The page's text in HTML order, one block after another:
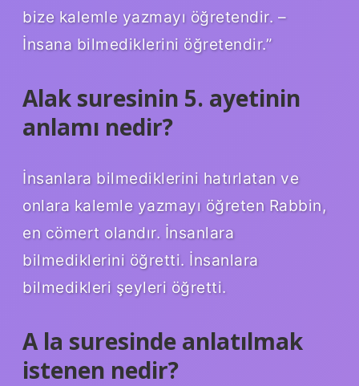
bize kalemle yazmayı öğretendir. –
İnsana bilmediklerini öğretendir.”
Alak suresinin 5. ayetinin
anlamı nedir?
İnsanlara bilmediklerini hatırlatan ve
onlara kalemle yazmayı öğreten Rabbin,
en cömert olandır. İnsanlara
bilmediklerini öğretti. İnsanlara
bilmedikleri şeyleri öğretti.
A la suresinde anlatılmak
istenen nedir?